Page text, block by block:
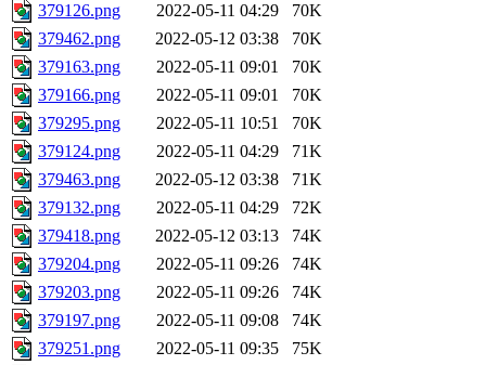
379126.png
2022-05-11 04:29
70K
379462.png
2022-05-12 03:38
70K
379163.png
2022-05-11 09:01
70K
379166.png
2022-05-11 09:01
70K
379295.png
2022-05-11 10:51
70K
379124.png
2022-05-11 04:29
71K
379463.png
2022-05-12 03:38
71K
379132.png
2022-05-11 04:29
72K
379418.png
2022-05-12 03:13
74K
379204.png
2022-05-11 09:26
74K
379203.png
2022-05-11 09:26
74K
379197.png
2022-05-11 09:08
74K
379251.png
2022-05-11 09:35
75K